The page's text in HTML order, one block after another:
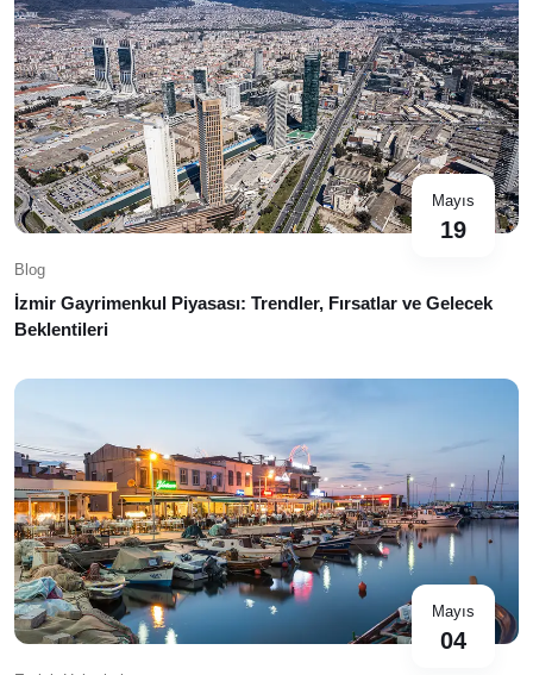
Mayıs
19
Blog
İzmir Gayrimenkul Piyasası: Trendler, Fırsatlar ve Gelecek
Beklentileri
Mayıs
04